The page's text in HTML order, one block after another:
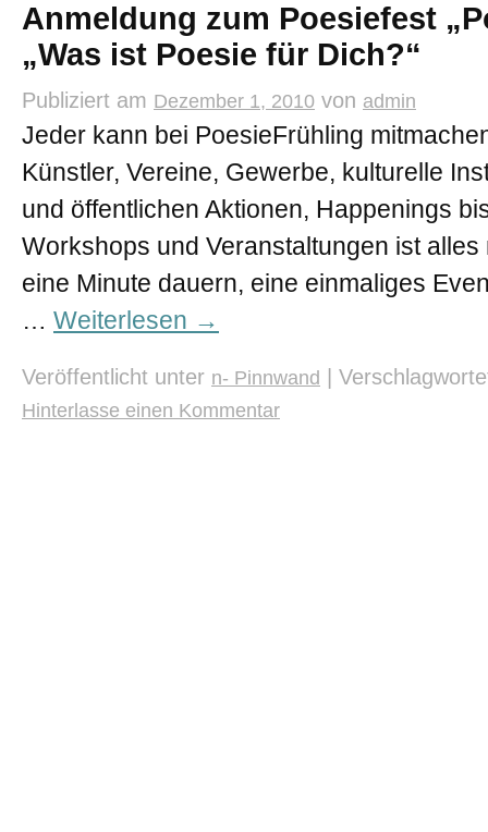
Anmeldung zum Poesiefest
„Was ist Poesie für Dich?“
Publiziert am Dezember 1, 2010 von admin
Jeder kann bei PoesieFrühling
Künstler, Vereine, Gewerbe, kulturelle
und öffentlichen Aktionen, Happenings
Workshops und Veranstaltungen ist
eine Minute dauern, eine einmaliges
… Weiterlesen →
Veröffentlicht unter n- Pinnwand
Hinterlasse einen Kommentar